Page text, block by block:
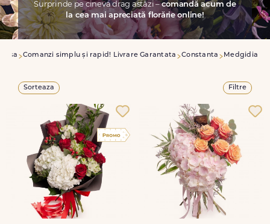
Surprinde pe cineva drag astăzi –comandă acum de
la cea mai apreciată florărie online!
Comanzi simplu și rapid! Livrare Garantata Constanta Medgidia
Sorteaza Filtre